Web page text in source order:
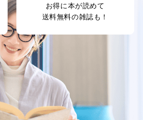
お得に本が読めて
送料無料の雑誌も！